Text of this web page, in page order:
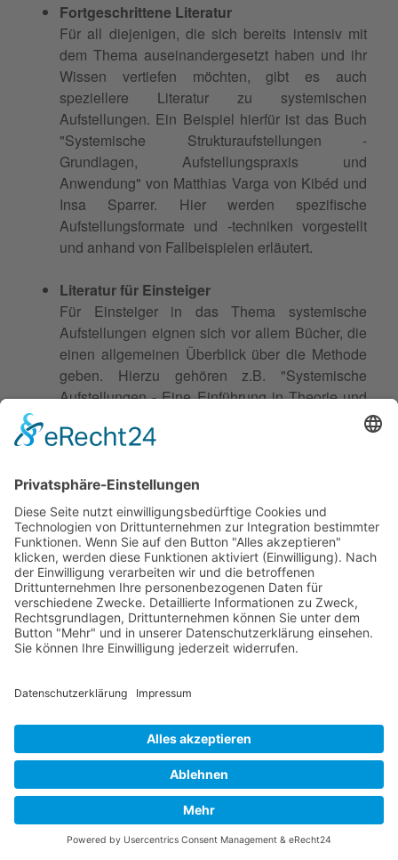
Fortgeschrittene Literatur
Für all diejenigen, die sich bereits intensiv mit
dem Thema auseinandergesetzt haben und ihr
Wissen vertiefen möchten, gibt es auch
speziellere Literatur zu systemischen
Aufstellungen. Ein Beispiel hierfür ist das Buch
"Systemische Strukturaufstellungen -
Grundlagen, Aufstellungspraxis und
Anwendung" von Matthias Varga von Kibéd und
Insa Sparrer. Hier werden spezifische
Aufstellungsformate und -techniken vorgestellt
und anhand von Fallbeispielen erläutert.
Literatur für Einsteiger
Für Einsteiger in das Thema systemische
Aufstellungen eignen sich vor allem Bücher, die
einen allgemeinen Überblick über die Methode
geben. Hierzu gehören z.B. "Systemische
Aufstellungen - Eine Einführung in Theorie und
Praxis" von Jürgen Hargens oder "Systemische
Aufstellungen - Das Handbuch" von Gunthard
Einstieg in die Welt der systemischen
Aufstellungen und vermitteln die wichtigsten
Grundlagen.
Ich hoffe, dass ich Ihnen einen guten Überblick über
die wichtigsten Werke und Autoren auf dem Gebiet
der systemischen Aufstellungen gegeben habe und
wünsche viel Freude beim Lesen und Entdecken!
Welche Ausbildungen gibt es?
Es gibt verschiedene Ausbildungen zu Systemischen
Aufstellungen, die sich in Dauer, Inhalt und
Abschluss unterscheiden. Eine
zwischen mehreren Monaten bis hin zu mehreren
Jahren dauern. Grundsätzlich gibt es jedoch zwei
Arten von Ausbildungen: